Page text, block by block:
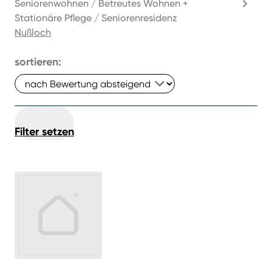
Seniorenwohnen / Betreutes Wohnen +
Stationäre Pflege / Seniorenresidenz
Nußloch
sortieren:
Filter setzen